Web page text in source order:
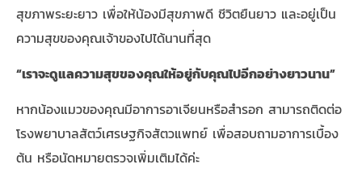
สุขภาพระยะยาว เพื่อให้น้องมีสุขภาพดี ชีวิตยืนยาว และอยู่เป็น
ความสุขของคุณเจ้าของไปได้นานที่สุด
“เราจะดูแลความสุขของคุณให้อยู่กับคุณไปอีกอย่างยาวนาน”
หากน้องแมวของคุณมีอาการอาเจียนหรือสำรอก สามารถติดต่อ
โรงพยาบาลสัตว์เศรษฐกิจสัตวแพทย์ เพื่อสอบถามอาการเบื้อง
ต้น หรือนัดหมายตรวจเพิ่มเติมได้ค่ะ